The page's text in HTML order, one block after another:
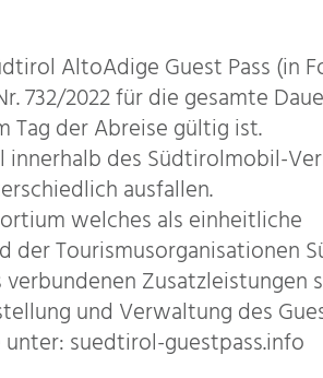
AltoAdige Guest Pass (in
732/2022 für die gesamte
Tag der Abreise gültig ist.
des Südtirolmobil-
ausfallen.
welches als einheitliche
Tourismusorganisationen
verbundenen Zusatzleistungen
und Verwaltung des
suedtirol-guestpass.info